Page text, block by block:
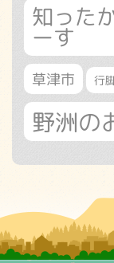
知った
ーす
草津市 行
野洲の